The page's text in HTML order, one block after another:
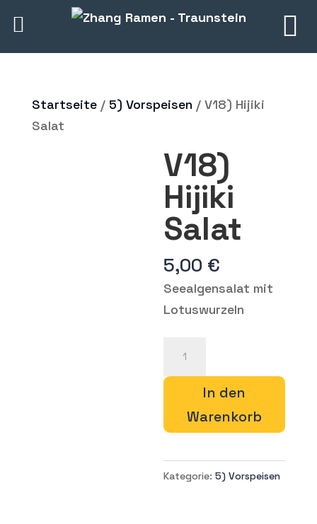
Startseite/ 5) Vorspeisen / V18) Hijiki
Salat
V18)
Hijiki
Salat
5,00 €
Seealgensalat mit
Lotuswurzeln
Menge
In den
Warenkorb
Kategorie:5) Vorspeisen